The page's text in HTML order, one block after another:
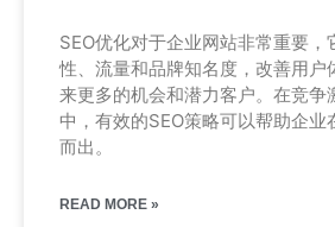
SEO优化对于企业网站非常重要，
性、流量和品牌知名度，改善用户
来更多的机会和潜力客户。在竞争
中，有效的SEO策略可以帮助企业
而出。
READ MORE »